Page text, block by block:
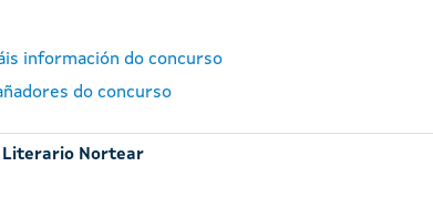
información do concurso
do concurso
Literario Nortear